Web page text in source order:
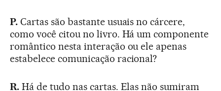
P. Cartas são bastante usuais no cárcere,
como você citou no livro. Há um componente
romântico nesta interação ou ele apenas
estabelece comunicação racional?
R. Há de tudo nas cartas. Elas não sumiram